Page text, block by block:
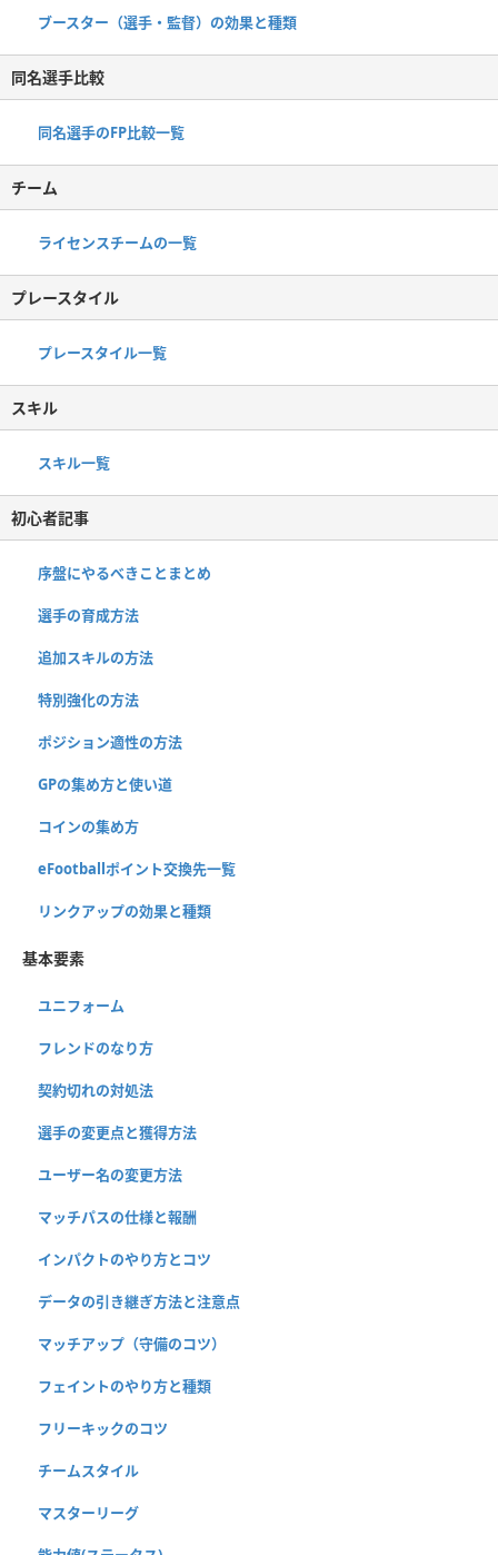
ブースター（選手・監督）の効果と種類
同名選手比較
同名選手のFP比較一覧
チーム
ライセンスチームの一覧
プレースタイル
プレースタイル一覧
スキル
スキル一覧
初心者記事
序盤にやるべきことまとめ
選手の育成方法
追加スキルの方法
特別強化の方法
ポジション適性の方法
GPの集め方と使い道
コインの集め方
eFootballポイント交換先一覧
リンクアップの効果と種類
基本要素
ユニフォーム
フレンドのなり方
契約切れの対処法
選手の変更点と獲得方法
ユーザー名の変更方法
マッチパスの仕様と報酬
インパクトのやり方とコツ
データの引き継ぎ方法と注意点
マッチアップ（守備のコツ）
フェイントのやり方と種類
フリーキックのコツ
チームスタイル
マスターリーグ